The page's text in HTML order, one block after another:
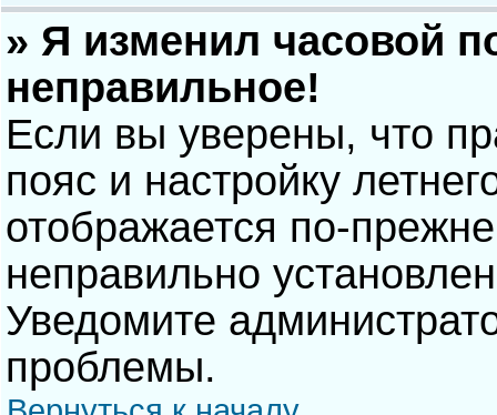
» Я изменил часовой
неправильное!
Если вы уверены, что
пояс и настройку
отображается по-
неправильно
Уведомите
проблемы.